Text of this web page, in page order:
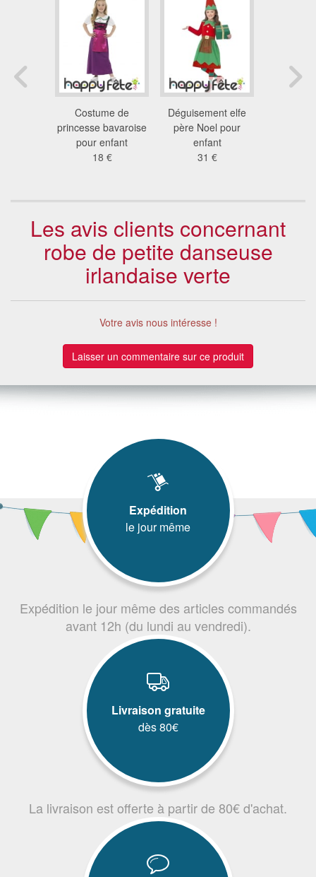
Costume de
princesse bavaroise
pour enfant
18 €
Déguisement elfe
père Noel pour
enfant
31 €
Les avis clients concernant
robe de petite danseuse
irlandaise verte
Votre avis nous intéresse !
Laisser un commentaire sur ce produit
Expédition
le jour même
Expédition le jour même des articles commandés
avant 12h (du lundi au vendredi).
Livraison gratuite
dès 80€
La livraison est offerte à partir de 80€ d'achat.